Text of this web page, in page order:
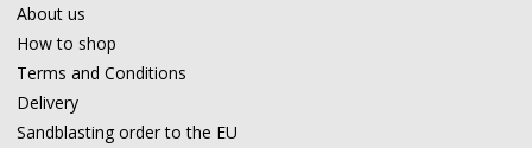
About us
How to shop
Terms and Conditions
Delivery
Sandblasting order to the EU